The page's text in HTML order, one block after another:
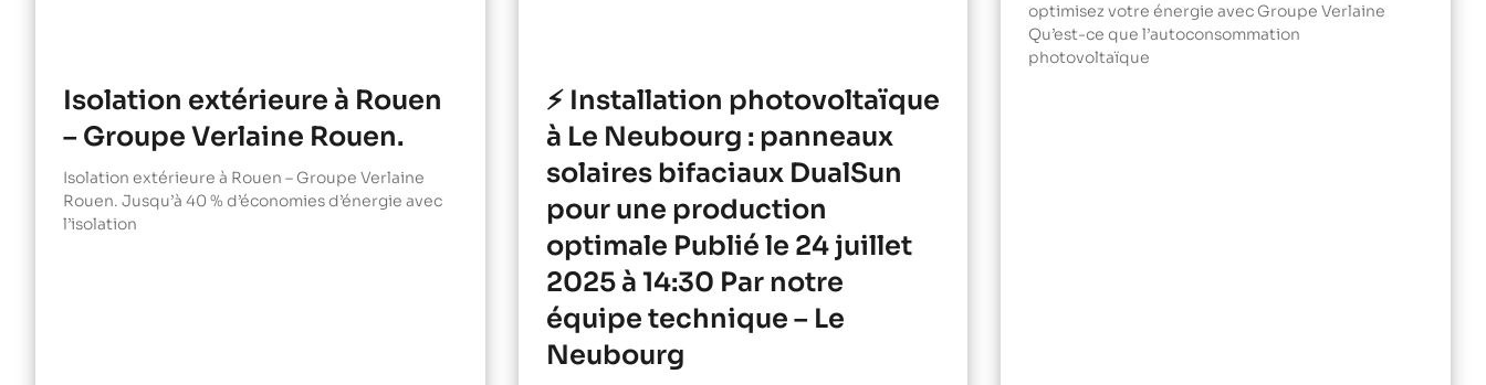
Isolation extérieure à Rouen
– Groupe Verlaine Rouen.
Isolation extérieure à Rouen – Groupe Verlaine
Rouen. Jusqu’à 40 % d’économies d’énergie avec
l’isolation
⚡ Installation photovoltaïque
à Le Neubourg : panneaux
solaires bifaciaux DualSun
pour une production
optimale Publié le 24 juillet
2025 à 14:30 Par notre
équipe technique – Le
Neubourg
optimisez votre énergie avec Groupe Verlaine
Qu’est-ce que l’autoconsommation
photovoltaïque